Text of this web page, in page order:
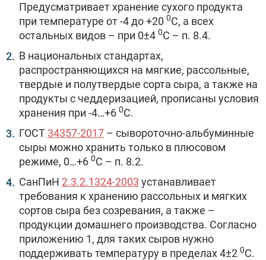
Предусматривает хранение сухого продукта
при температуре от -4 до +20 0С, а всех
остальных видов – при 0±4 0С – п. 8.4.
В национальных стандартах,
распространяющихся на мягкие, рассольные,
твердые и полутвердые сорта сыра, а также на
продукты с чеддеризацией, прописаны условия
хранения при -4…+6 0С.
ГОСТ 34357-2017 – сывороточно-альбуминные
сыры можно хранить только в плюсовом
режиме, 0…+6 0С – п. 8.2.
СанПиН 2.3.2.1324-2003 устанавливает
требования к хранению рассольных и мягких
сортов сыра без созревания, а также –
продукции домашнего производства. Согласно
приложению 1, для таких сыров нужно
поддерживать температуру в пределах 4±2 0С.